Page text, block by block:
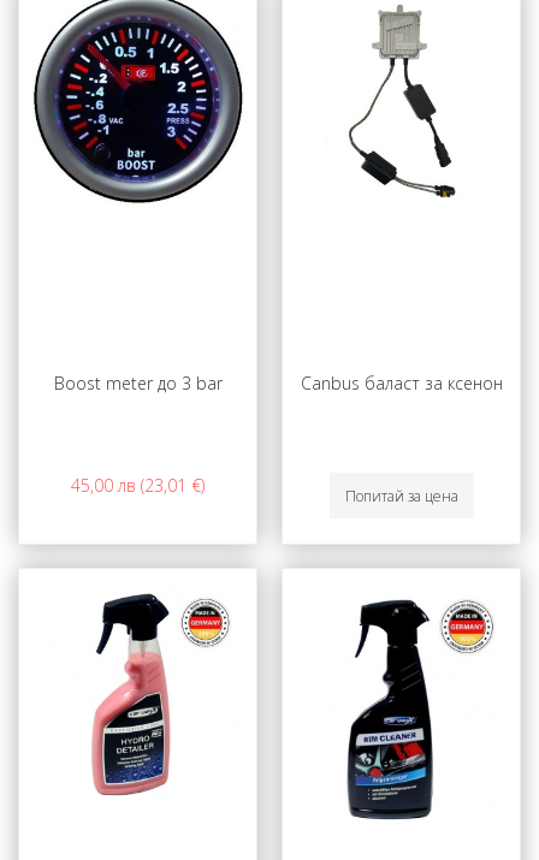
Boost meter до 3 bar
45,00 лв (23,01 €)
Canbus баласт за ксенон
Попитай за цена